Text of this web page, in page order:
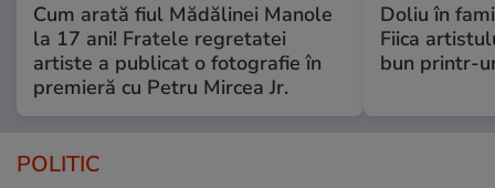
Cum arată fiul Mădălinei Manole
la 17 ani! Fratele regretatei
artiste a publicat o fotografie în
premieră cu Petru Mircea Jr.
Doliu în
Fiica
bun printr-
POLITIC